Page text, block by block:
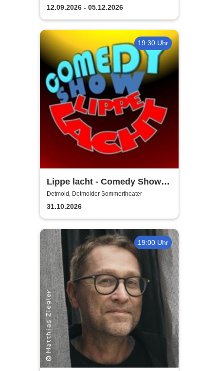
12.09.2026 - 05.12.2026
19:30 Uhr
Lippe lacht - Comedy Show /
Die besten Newcomer
Deutschlands!
Detmold, Detmolder Sommertheater
31.10.2026
19:00 Uhr